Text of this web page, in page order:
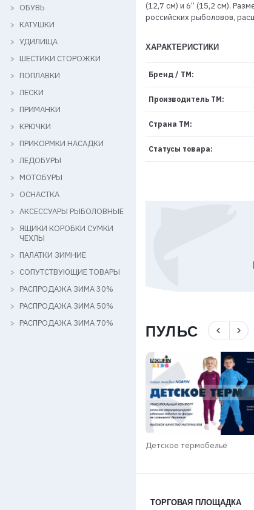
ОБУВЬ
КАТУШКИ
УДИЛИЩА
ШЕСТИКИ СТОРОЖКИ
ПОПЛАВКИ
ЛЕСКИ
ПРИМАНКИ
КРЮЧКИ
ПРИКОРМКИ НАСАДКИ
ЛЕДОБУРЫ
МОТОБУРЫ
ОСНАСТКА
АКСЕССУАРЫ РЫБОЛОВНЫЕ
ЯЩИКИ КОРОБКИ СУМКИ
ЧЕХЛЫ
ПАЛАТКИ ЗИМНИЕ
СОПУТСТВУЮЩИЕ ТОВАРЫ
РАСПРОДАЖА ЗИМА 30%
РАСПРОДАЖА ЗИМА 50%
РАСПРОДАЖА ЗИМА 70%
(12,7 см) и 6” (15,2 см).
российских рыболовов,
ХАРАКТЕРИСТИКИ
Бренд / ТМ:
Производитель ТМ:
Страна ТМ:
Статусы товара:
ПУЛЬС navigate_before navigate_next
Детское термобельё
ТОРГОВАЯ ПЛОЩАДКА